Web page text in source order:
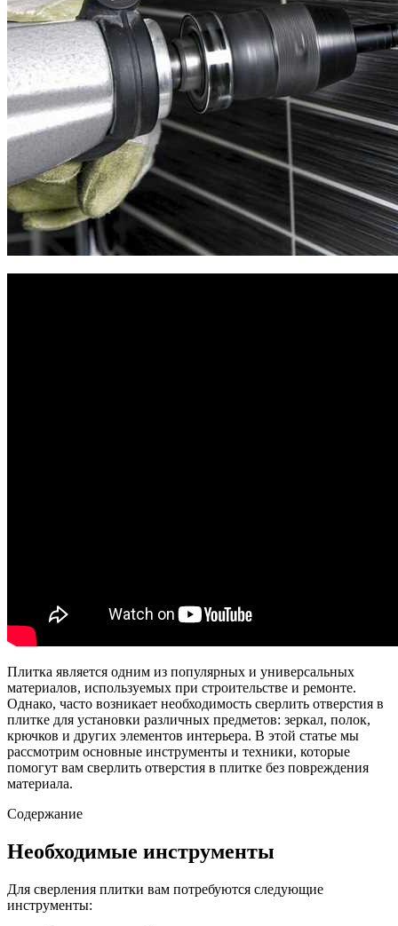
Плитка является одним из популярных и универсальных
материалов, используемых при строительстве и ремонте.
Однако, часто возникает необходимость сверлить отверстия в
плитке для установки различных предметов: зеркал, полок,
крючков и других элементов интерьера. В этой статье мы
рассмотрим основные инструменты и техники, которые
помогут вам сверлить отверстия в плитке без повреждения
материала.
Содержание
Необходимые инструменты
Для сверления плитки вам потребуются следующие
инструменты: